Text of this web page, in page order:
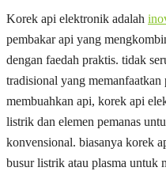
Korek api elektronik adalah
pembakar api yang
dengan faedah praktis. tidak
tradisional yang memanfaatkan
membuahkan api, korek api
listrik dan elemen pemanas
konvensional. biasanya korek
busur listrik atau plasma untuk